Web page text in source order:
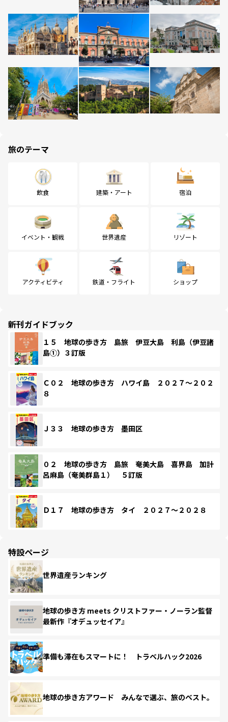
旅のテーマ
飲食 建築・アート 宿泊
イベント・観戦 世界遺産 リゾート
アクティビティ 鉄道・フライト ショップ
新刊ガイドブック
１５ 地球の歩き方 島旅 伊豆大島 利島（伊豆諸
島①）３訂版
Ｃ０２ 地球の歩き方 ハワイ島 ２０２７～２０２
８
Ｊ３３ 地球の歩き方 墨田区
０２ 地球の歩き方 島旅 奄美大島 喜界島 加計
呂麻島（奄美群島１） ５訂版
Ｄ１７ 地球の歩き方 タイ ２０２７～２０２８
特設ページ
世界遺産ランキング
地球の歩き方 meets クリストファー・ノーラン監督
最新作『オデュッセイア』
準備も滞在もスマートに！ トラベルハック2026
地球の歩き方アワード みんなで選ぶ、旅のベスト。